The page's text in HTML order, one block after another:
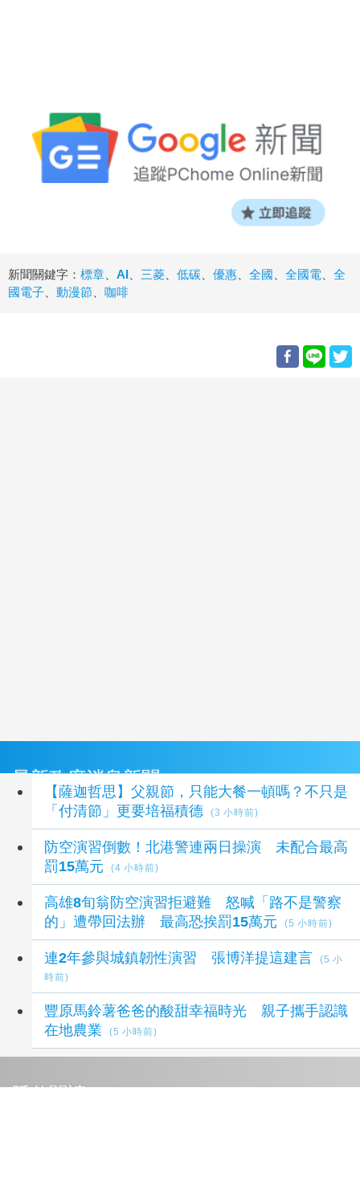
新聞關鍵字： 標章、 AI 、 三菱、 低碳、 優惠、 全國 、 全國電、 全
國電子、 動漫節、 咖啡
最新政府消息新聞
【薩迦哲思】父親節，只能大餐一頓嗎？不只是
「付清節」更要培福積德
(3 小時前)
防空演習倒數！北港警連兩日操演 未配合最高
罰15萬元
(4 小時前)
高雄8旬翁防空演習拒避難 怒喊「路不是警察
的」遭帶回法辦 最高恐挨罰15萬元
(5 小時前)
連2年參與城鎮韌性演習 張博洋提這建言
(5 小
時前)
豐原馬鈴薯爸爸的酸甜幸福時光 親子攜手認識
在地農業
(5 小時前)
延伸閱讀